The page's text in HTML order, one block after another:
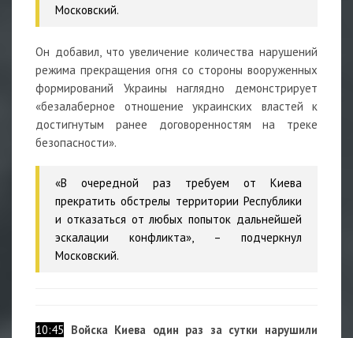
Московский.
Он добавил, что увеличение количества нарушений
режима прекращения огня со стороны вооруженных
формирований Украины наглядно демонстрирует
«безалаберное отношение украинских властей к
достигнутым ранее договоренностям на треке
безопасности».
«В очередной раз требуем от Киева
прекратить обстрелы территории Республики
и отказаться от любых попыток дальнейшей
эскалации конфликта», – подчеркнул
Московский.
10:45 Войска Киева один раз за сутки нарушили